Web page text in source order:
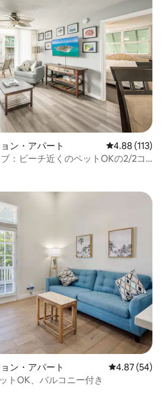
ン・アパート レビュー113
4.88 (113)
：ビーチ近くのペットOKの2/2コ
ン・アパート レビュー54
4.87 (54)
トOK、バルコニー付き